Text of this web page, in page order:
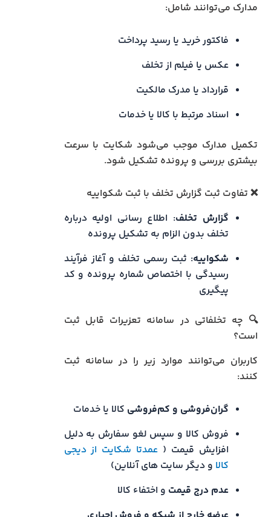
مدارک می‌توانند شامل:
فاکتور خرید یا رسید پرداخت
عکس یا فیلم از تخلف
قرارداد یا مدرک مالکیت
اسناد مرتبط با کالا یا خدمات
تکمیل مدارک موجب می‌شود شکایت با سرعت
بیشتری بررسی و پرونده تشکیل شود.
❌ تفاوت ثبت گزارش تخلف با ثبت شکواییه
گزارش تخلف: اطلاع رسانی اولیه درباره
تخلف بدون الزام به تشکیل پرونده
شکواییه: ثبت رسمی تخلف و آغاز فرآیند
رسیدگی با اختصاص شماره پرونده و کد
پیگیری
🔍 چه تخلفاتی در سامانه تعزیرات قابل ثبت
است؟
کاربران می‌توانند موارد زیر را در سامانه ثبت
کنند:
گران‌فروشی و کم‌فروشی کالا یا خدمات
فروش کالا و سپس لغو سفارش به دلیل
افزایش قیمت ( عمدتا شکایت از دیجی
کالا و دیگر سایت های آنلاین)
عدم درج قیمت و اختفاء کالا